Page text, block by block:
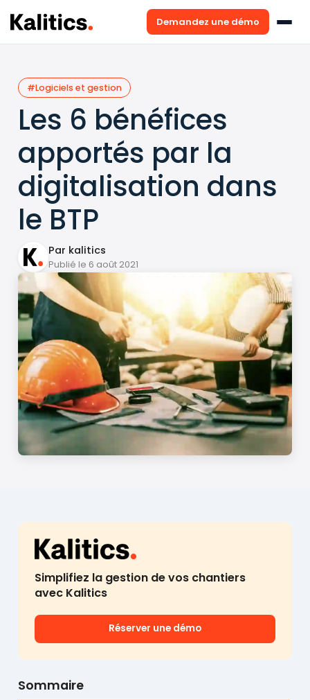
Demandez une démo
#Logiciels et gestion
Les 6 bénéfices
apportés par la
digitalisation dans
le BTP
Par kalitics
Publié le 6 août 2021
Sommaire
Simplifiez la gestion de vos chantiers
avec Kalitics
Réserver une démo